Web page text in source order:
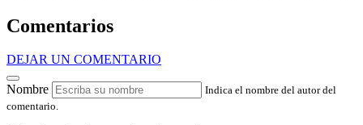
Comentarios
DEJAR UN COMENTARIO
Nombre
Indica el nombre del autor del
comentario.